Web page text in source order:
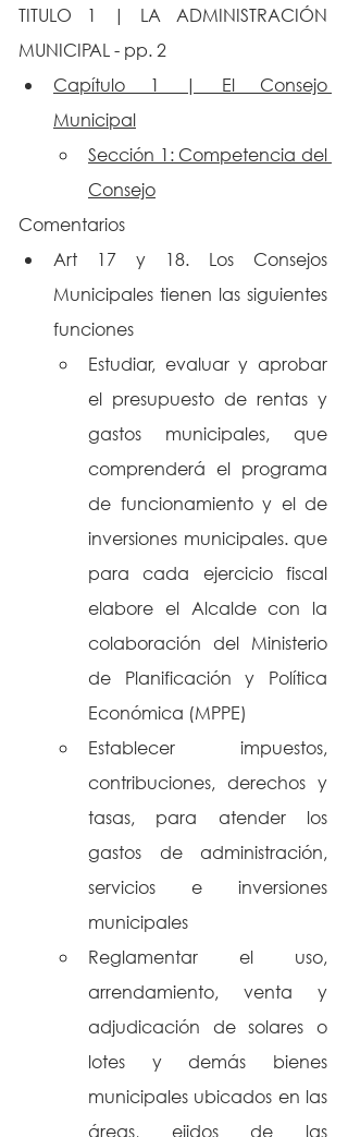
TITULO 1 | LA ADMINISTRACIÓN
MUNICIPAL - pp. 2
Capítulo 1 | El Consejo
Municipal
Sección 1: Competencia del
Consejo
Comentarios
Art 17 y 18. Los Consejos
Municipales tienen las siguientes
funciones
Estudiar, evaluar y aprobar
el presupuesto de rentas y
gastos municipales, que
comprenderá el programa
de funcionamiento y el de
inversiones municipales. que
para cada ejercicio fiscal
elabore el Alcalde con la
colaboración del Ministerio
de Planificación y Política
Económica (MPPE)
Establecer impuestos,
contribuciones, derechos y
tasas, para atender los
gastos de administración,
servicios e inversiones
municipales
Reglamentar el uso,
arrendamiento, venta y
adjudicación de solares o
lotes y demás bienes
municipales ubicados en las
áreas, ejidos de las